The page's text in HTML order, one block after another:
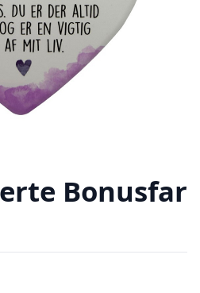
Bonusfar